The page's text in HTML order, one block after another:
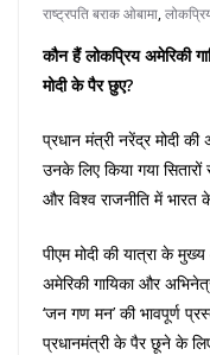
राष्ट्रपति बराक ओबामा,
कौन हैं लोकप्रिय अमेरिकी
मोदी के पैर छुए?
प्रधान मंत्री नरेंद्र मोदी की
उनके लिए किया गया
और विश्व राजनीति में भारत
पीएम मोदी की यात्रा के
अमेरिकी गायिका और
‘जन गण मन’ की भावपूर्ण
प्रधानमंत्री के पैर छूने के